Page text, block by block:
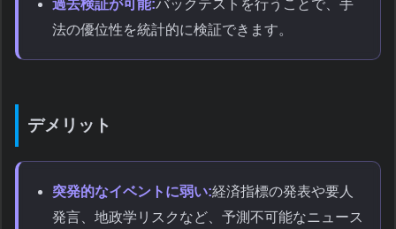
過去検証が可能:バックテストを行うことで、手
法の優位性を統計的に検証できます。
デメリット
突発的なイベントに弱い:経済指標の発表や要人
発言、地政学リスクなど、予測不可能なニュース